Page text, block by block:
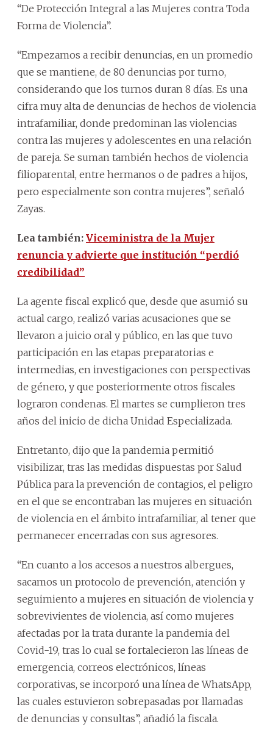
“De Protección Integral a las Mujeres contra Toda
Forma de Violencia”.
“Empezamos a recibir denuncias, en un promedio
que se mantiene, de 80 denuncias por turno,
considerando que los turnos duran 8 días. Es una
cifra muy alta de denuncias de hechos de violencia
intrafamiliar, donde predominan las violencias
contra las mujeres y adolescentes en una relación
de pareja. Se suman también hechos de violencia
filioparental, entre hermanos o de padres a hijos,
pero especialmente son contra mujeres”, señaló
Zayas.
Lea también: Viceministra de la Mujer
renuncia y advierte que institución “perdió
credibilidad”
La agente fiscal explicó que, desde que asumió su
actual cargo, realizó varias acusaciones que se
llevaron a juicio oral y público, en las que tuvo
participación en las etapas preparatorias e
intermedias, en investigaciones con perspectivas
de género, y que posteriormente otros fiscales
lograron condenas. El martes se cumplieron tres
años del inicio de dicha Unidad Especializada.
Entretanto, dijo que la pandemia permitió
visibilizar, tras las medidas dispuestas por Salud
Pública para la prevención de contagios, el peligro
en el que se encontraban las mujeres en situación
de violencia en el ámbito intrafamiliar, al tener que
permanecer encerradas con sus agresores.
“En cuanto a los accesos a nuestros albergues,
sacamos un protocolo de prevención, atención y
seguimiento a mujeres en situación de violencia y
sobrevivientes de violencia, así como mujeres
afectadas por la trata durante la pandemia del
Covid-19, tras lo cual se fortalecieron las líneas de
emergencia, correos electrónicos, líneas
corporativas, se incorporó una línea de WhatsApp,
las cuales estuvieron sobrepasadas por llamadas
de denuncias y consultas”, añadió la fiscala.